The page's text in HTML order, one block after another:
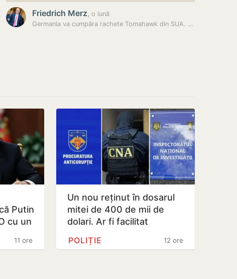
Friedrich Merz, o lună
Germania va cumpăra rachete Tomahawk din SUA. Berlinul vrea să-și…
Putin
cu un
11 ore
Un nou reținut în dosarul
mitei de 400 de mii de
dolari. Ar fi facilitat
12 ore
POLIȚIE